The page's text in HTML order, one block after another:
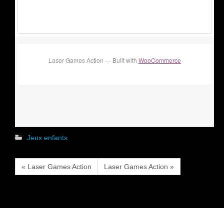
Laser Games Action — Built with WooCommerce
Jeux enfants
« Laser Games Action Laser Games Action »